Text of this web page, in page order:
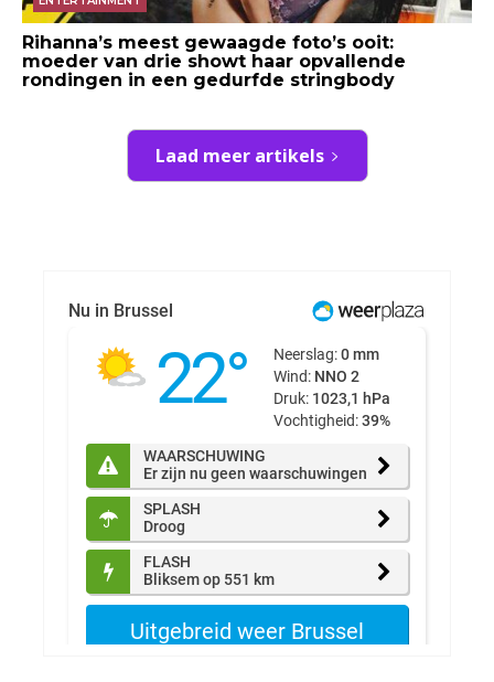
Rihanna’s meest gewaagde foto’s ooit:
moeder van drie showt haar opvallende
rondingen in een gedurfde stringbody
Laad meer artikels